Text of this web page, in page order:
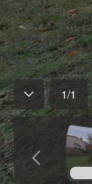
1/1